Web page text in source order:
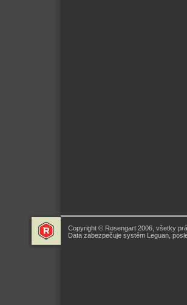
Copyright © Rosengart 2006, všetky
Data zabezpečuje systém Leguan,